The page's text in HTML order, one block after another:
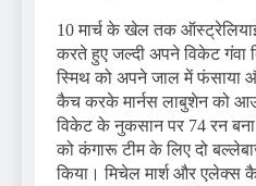
10 मार्च के खेल तक
करते हुए जल्दी अपने विकेट गंवा
स्मिथ को अपने जाल में फंसाया
कैच करके मार्नस लाबुशेन को
विकेट के नुकसान पर 74 रन
को कंगारू टीम के लिए दो
किया। मिचेल मार्श और एलेक्स